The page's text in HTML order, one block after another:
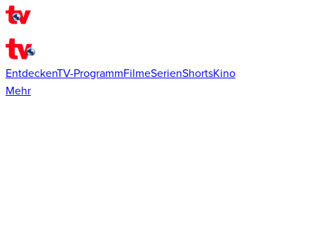
EntdeckenTV-ProgrammFilmeSerienShortsKino
Mehr